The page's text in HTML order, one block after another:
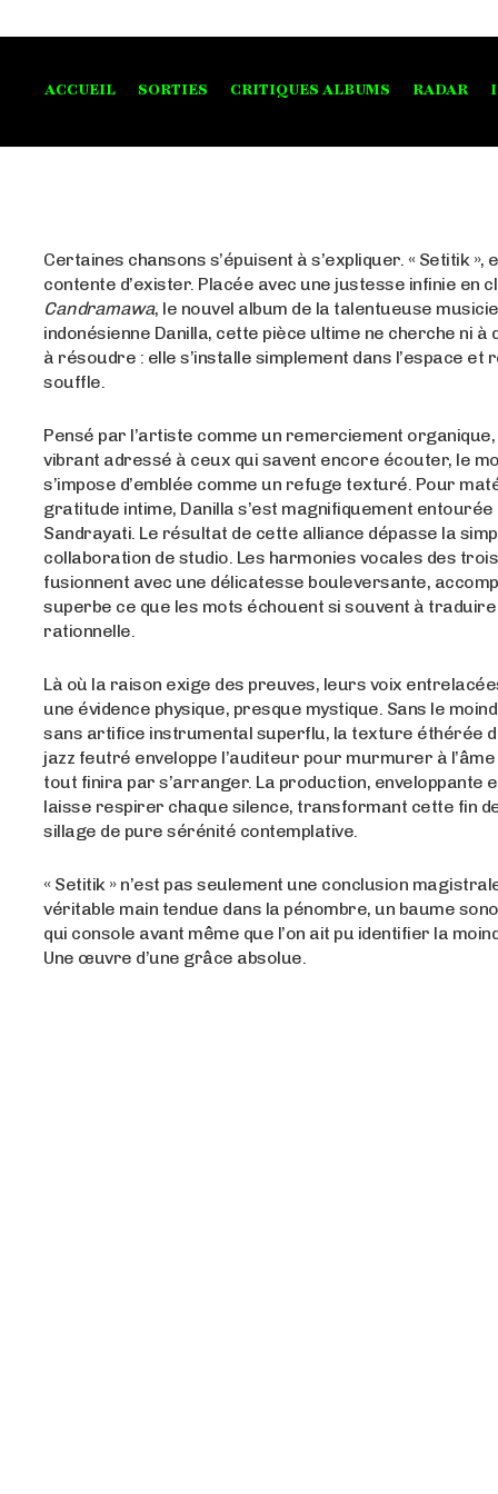
ACCUEIL SORTIES CRITIQUES ALBUMS RADAR
Certaines chansons s’épuisent à s’expliquer. « Setitik »,
contente d’exister. Placée avec une justesse infinie en
Candramawa, le nouvel album de la talentueuse
indonésienne Danilla, cette pièce ultime ne cherche ni à
à résoudre : elle s’installe simplement dans l’espace et
souffle.
Pensé par l’artiste comme un remerciement
vibrant adressé à ceux qui savent encore écouter, le
s’impose d’emblée comme un refuge texturé. Pour
gratitude intime, Danilla s’est magnifiquement
Sandrayati. Le résultat de cette alliance dépasse la
collaboration de studio. Les harmonies vocales des
fusionnent avec une délicatesse bouleversante,
superbe ce que les mots échouent si souvent à
rationnelle.
Là où la raison exige des preuves, leurs voix
une évidence physique, presque mystique. Sans le
sans artifice instrumental superflu, la texture éthérée
jazz feutré enveloppe l’auditeur pour murmurer à
tout finira par s’arranger. La production, enveloppante
laisse respirer chaque silence, transformant cette fin
sillage de pure sérénité contemplative.
« Setitik » n’est pas seulement une conclusion
véritable main tendue dans la pénombre, un baume
qui console avant même que l’on ait pu identifier la
Une œuvre d’une grâce absolue.